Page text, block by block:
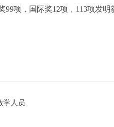
项，国际奖12项，113项发
学人员